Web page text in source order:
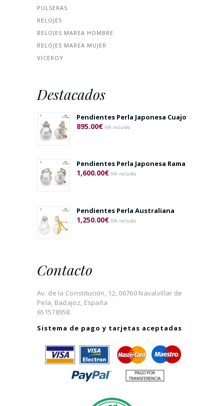
PULSERAS
RELOJES
RELOJES MAREA HOMBRE
RELOJES MAREA MUJER
VICEROY
Destacados
Pendientes Perla Japonesa Cuajo
895.00€ IVA incluido
Pendientes Perla Japonesa Rama
1,600.00€ IVA incluido
Pendientes Perla Australiana
1,250.00€ IVA incluido
Contacto
Av. de la Constitución, 12, 06760 Navalvillar de
Pela, Badajoz, España
651578958
Sistema de pago y tarjetas aceptadas